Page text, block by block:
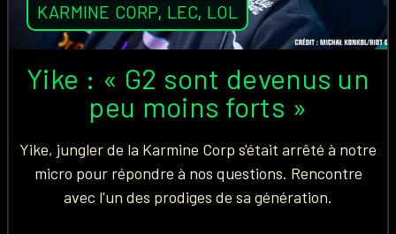
KARMINE CORP, LEC, LOL
Yike : « G2 sont devenus un
peu moins forts »
Yike, jungler de la Karmine Corp s'était arrêté à notre
micro pour répondre à nos questions. Rencontre
avec l'un des prodiges de sa génération.